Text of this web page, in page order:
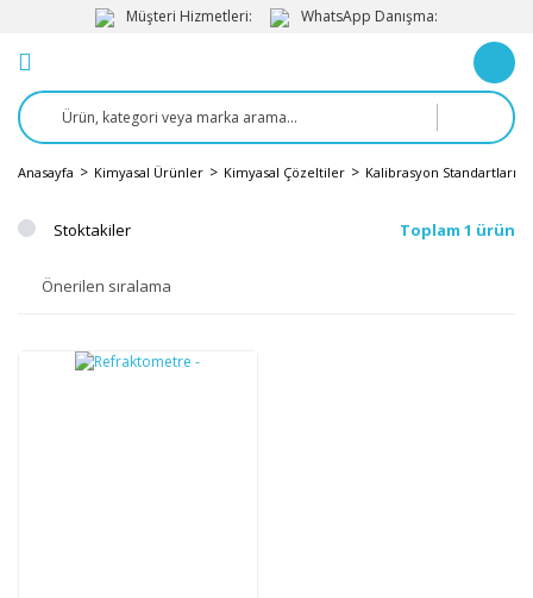
Müşteri Hizmetleri: WhatsApp Danışma:
Anasayfa Kimyasal Ürünler Kimyasal Çözeltiler Kalibrasyon Standartları
Stoktakiler Toplam 1 ürün